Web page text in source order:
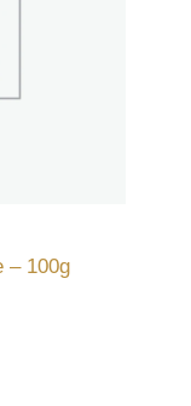
– 100g